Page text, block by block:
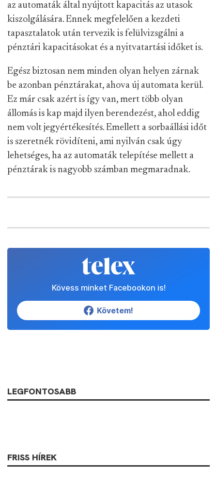
az automaták által nyújtott kapacitás az utasok
kiszolgálására. Ennek megfelelően a kezdeti
tapasztalatok után tervezik is felülvizsgálni a
pénztári kapacitásokat és a nyitvatartási időket is.
Egész biztosan nem minden olyan helyen zárnak
be azonban pénztárakat, ahova új automata kerül.
Ez már csak azért is így van, mert több olyan
állomás is kap majd ilyen berendezést, ahol eddig
nem volt jegyértékesítés. Emellett a sorbaállási időt
is szeretnék rövidíteni, ami nyilván csak úgy
lehetséges, ha az automaták telepítése mellett a
pénztárak is nagyobb számban megmaradnak.
Kövess minket Facebookon is!
Követem!
LEGFONTOSABB
FRISS HÍREK